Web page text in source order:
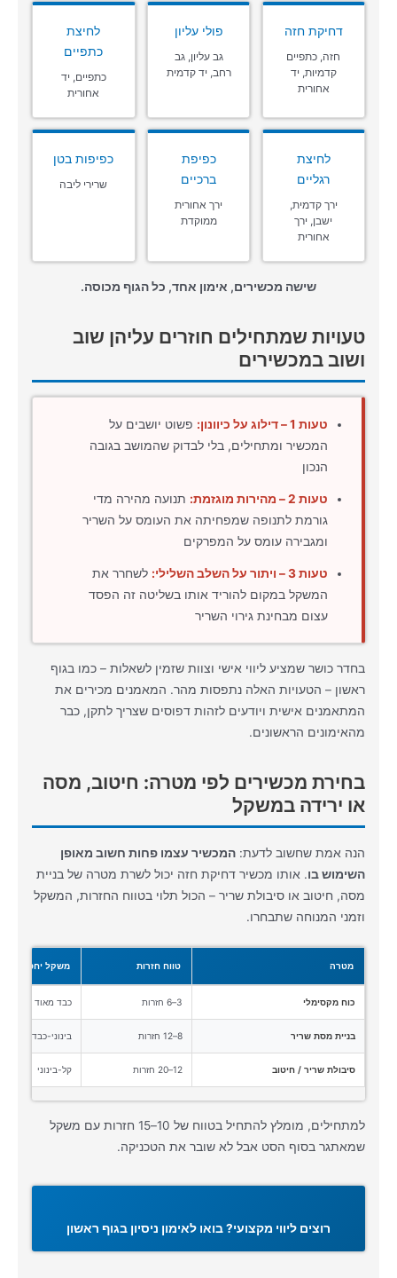
דחיקת חזה
חזה, כתפיים
קדמיות, יד
אחורית
פולי עליון
גב עליון, גב
רחב, יד קדמית
לחיצת
כתפיים
כתפיים, יד
אחורית
לחיצת
רגליים
ירך קדמית,
ישבן, ירך
אחורית
כפיפת
ברכיים
ירך אחורית
ממוקדת
כפיפות בטן
שרירי ליבה
שישה מכשירים, אימון אחד, כל הגוף מכוסה.
טעויות שמתחילים חוזרים עליהן שוב
ושוב במכשירים
טעות 1 – דילוג על כיוונון:
פשוט יושבים על
המכשיר ומתחילים, בלי לבדוק שהמושב בגובה
הנכון
טעות 2 – מהירות מוגזמת:
תנועה מהירה מדי
גורמת לתנופה שמפחיתה את העומס על השריר
ומגבירה עומס על המפרקים
טעות 3 – ויתור על השלב השלילי:
לשחרר את
המשקל במקום להוריד אותו בשליטה זה הפסד
עצום מבחינת גירוי השריר
בחדר כושר שמציע ליווי אישי וצוות שזמין לשאלות – כמו בגוף
ראשון – הטעויות האלה נתפסות מהר. המאמנים מכירים את
המתאמנים אישית ויודעים לזהות דפוסים שצריך לתקן, כבר
מהאימונים הראשונים.
בחירת מכשירים לפי מטרה: חיטוב, מסה
או ירידה במשקל
הנה אמת שחשוב לדעת:המכשיר עצמו פחות חשוב מאופן
השימוש בו. אותו מכשיר דחיקת חזה יכול לשרת מטרה של בניית
מסה, חיטוב או סיבולת שריר – הכול תלוי בטווח החזרות, המשקל
וזמני המנוחה שתבחרו.
מטרה טווח חזרות משקל יחסי
כוח מקסימלי 3–6 חזרות כבד מאוד
בניית מסת שריר 8–12 חזרות בינוני-כבד
סיבולת שריר / חיטוב 12–20 חזרות קל-בינוני
למתחילים, מומלץ להתחיל בטווח של 10–15 חזרות עם משקל
שמאתגר בסוף הסט אבל לא שובר את הטכניקה.
רוצים ליווי מקצועי? בואו לאימון ניסיון בגוף ראשון